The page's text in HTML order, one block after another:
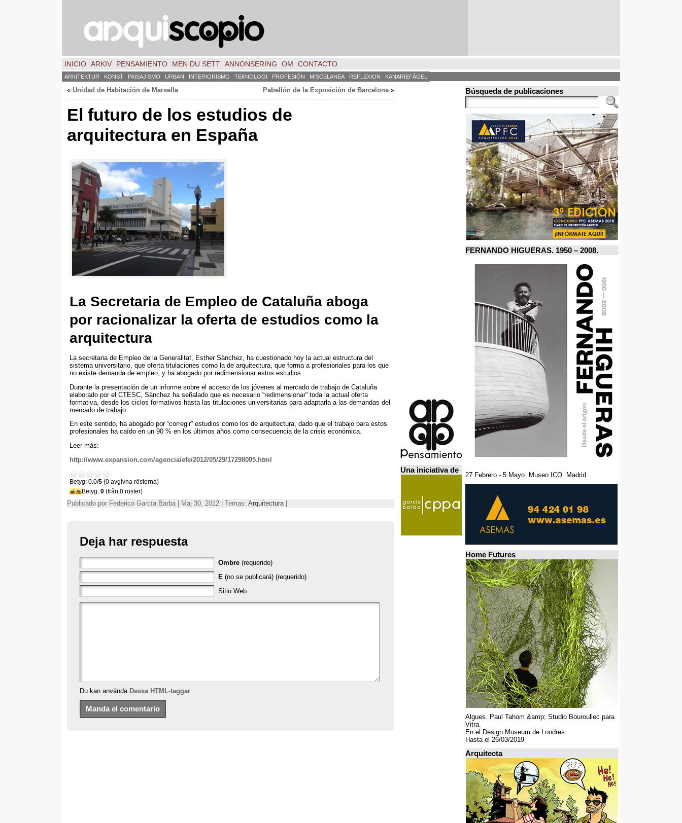
INICIO ARKIV PENSAMIENTO MEN DU SETT ANNONSERING OM CONTACTO
ARKITEKTUR KONST PAISAJISMO URBAN INTERIORISMO TEKNOLOGI PROFESIÓN MISCELANEA REFLEXION KANARIEFÅGEL
« Unidad de Habitación de Marsella Pabellón de la Exposición de Barcelona»
El futuro de los estudios de
arquitectura en España
La Secretaria de Empleo de Cataluña aboga
por racionalizar la oferta de estudios como la
arquitectura
La secretaria de Empleo de la Generalitat Esther Sànchez
ha cuestionado hoy la actual estructura del
sistema universitario que oferta titulaciones como la de arquitectura que forma a profesionales para los que
no existe demanda de empleo y ha abogado por redimensionar estos estudios
Durante la presentación de un informe sobre el acceso de los jóvenes al mercado de trabajo de Cataluña
elaborado por el CTESC Sànchez ha señalado que es necesario “redimensionar” toda la actual oferta
formativa desde los ciclos formativos hasta las titulaciones universitarias para adaptarla a las demandas del
mercado de trabajo
En este sentido, ha abogado por“corregir” estudios como los de arquitectura, dado que el trabajo para estos
profesionales ha caído en un 90 % en los últimos años como consecuencia de la crisis económica.
Leer más:
http://www.expansion.com/agencia/efe/2012/05/29/17298005.html
Betyg: 0.0/5 (0 avgivna rösterna)
Betyg: 0 (från 0 röster)
Publicado por Federico García Barba | Maj 30, 2012 | Temas: Arquitectura
Deja har respuesta
Ombre (requerido)
E (no se publicará) (requerido)
Sitio Web
Du kan använda Dessa HTML-taggar
Una iniciativa de
Búsqueda de publicaciones
FERNANDO HIGUERAS. 1950 – 2008.
27 Febrero - 5 Mayo. Museo ICO. Madrid.
Home Futures
Algues. Paul Tahom &amp; Studio Bouroullec para
Vitra.
En el Design Museum de Londres.
Hasta el 26/03/2019
Arquitecta